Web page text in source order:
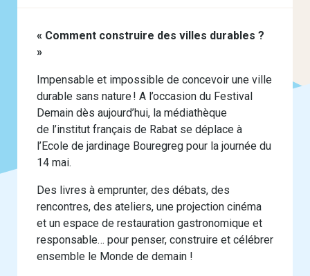
« Comment construire des villes durables ?
»
Impensable et impossible de concevoir une ville
durable sans nature ! A l’occasion du Festival
Demain dès aujourd’hui, la médiathèque
de l’institut français de Rabat se déplace à
l’Ecole de jardinage Bouregreg pour la journée du
14 mai.
Des livres à emprunter, des débats, des
rencontres, des ateliers, une projection cinéma
et un espace de restauration gastronomique et
responsable… pour penser, construire et célébrer
ensemble le Monde de demain !